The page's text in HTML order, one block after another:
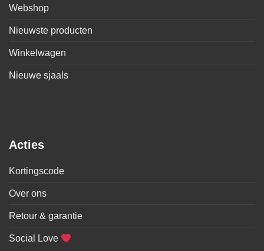
Webshop
Nieuwste producten
Winkelwagen
Nieuwe sjaals
Acties
Kortingscode
Over ons
Retour & garantie
Social Love